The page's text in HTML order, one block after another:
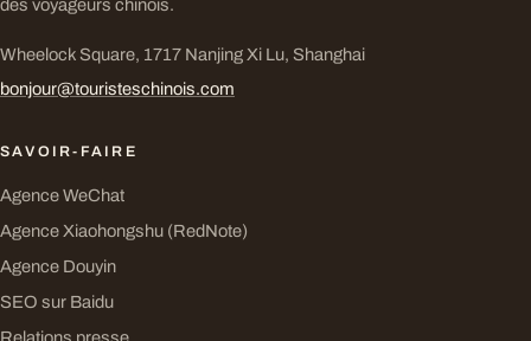
des voyageurs chinois.
Wheelock Square, 1717 Nanjing Xi Lu, Shanghai
bonjour@touristeschinois.com
SAVOIR-FAIRE
Agence WeChat
Agence Xiaohongshu (RedNote)
Agence Douyin
SEO sur Baidu